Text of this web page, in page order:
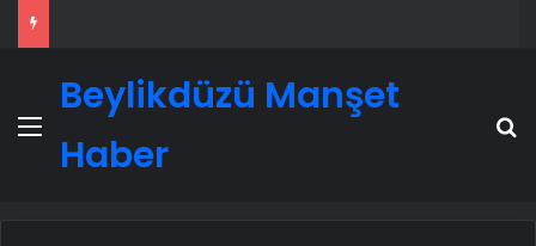
Menü
Beylikdüzü Manşet
Haber